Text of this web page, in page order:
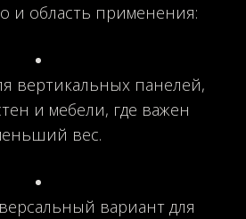
и область применения:
вертикальных панелей,
и мебели, где важен
вес.
вариант для